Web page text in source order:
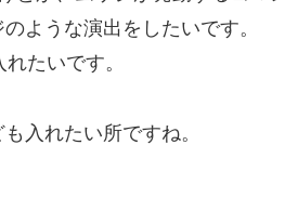
ような演出をしたいです。
たいです。
入れたい所ですね。